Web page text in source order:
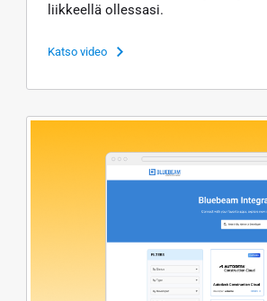
liikkeellä ollessasi.
Katso video